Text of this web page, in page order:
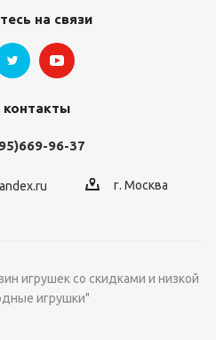
на связи
96-37
г. Москва
игрушек со скидками и низкой
игрушки"